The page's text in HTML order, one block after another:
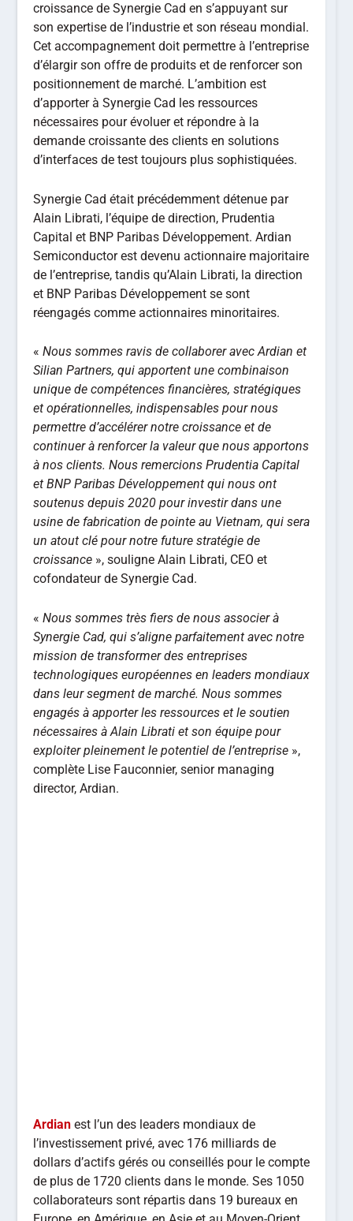
croissance de Synergie Cad en s’appuyant sur
son expertise de l’industrie et son réseau mondial.
Cet accompagnement doit permettre à l’entreprise
d’élargir son offre de produits et de renforcer son
positionnement de marché. L’ambition est
d’apporter à Synergie Cad les ressources
nécessaires pour évoluer et répondre à la
demande croissante des clients en solutions
d’interfaces de test toujours plus sophistiquées.
Synergie Cad était précédemment détenue par
Alain Librati, l’équipe de direction, Prudentia
Capital et BNP Paribas Développement. Ardian
Semiconductor est devenu actionnaire majoritaire
de l’entreprise, tandis qu’Alain Librati, la direction
et BNP Paribas Développement se sont
réengagés comme actionnaires minoritaires.
«Nous sommes ravis de collaborer avec Ardian et
Silian Partners, qui apportent une combinaison
unique de compétences financières, stratégiques
et opérationnelles, indispensables pour nous
permettre d’accélérer notre croissance et de
continuer à renforcer la valeur que nous apportons
à nos clients. Nous remercions Prudentia Capital
et BNP Paribas Développement qui nous ont
soutenus depuis 2020 pour investir dans une
usine de fabrication de pointe au Vietnam, qui sera
un atout clé pour notre future stratégie de
croissance », souligne Alain Librati, CEO et
cofondateur de Synergie Cad.
«Nous sommes très fiers de nous associer à
Synergie Cad, qui s’aligne parfaitement avec notre
mission de transformer des entreprises
technologiques européennes en leaders mondiaux
dans leur segment de marché. Nous sommes
engagés à apporter les ressources et le soutien
nécessaires à Alain Librati et son équipe pour
exploiter pleinement le potentiel de l’entreprise »,
complète Lise Fauconnier, senior managing
director, Ardian.
Ardian est l’un des leaders mondiaux de
l’investissement privé, avec 176 milliards de
dollars d’actifs gérés ou conseillés pour le compte
de plus de 1720 clients dans le monde. Ses 1050
collaborateurs sont répartis dans 19 bureaux en